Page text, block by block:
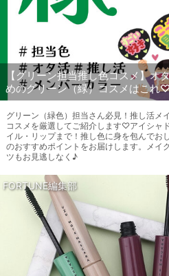
【グリーン担当推し色コスメ】オ
めのグリーン（緑）コスメはこれ
グリーン（緑色）担当さん必見！推し活メ
コスメを厳選してご紹介します♡アイシャ
イル・リップまで！推し色に身を包んでお
のおすすめポイントをお届けします。メイ
ツもお見逃しなく♪
FORTUNE編集部